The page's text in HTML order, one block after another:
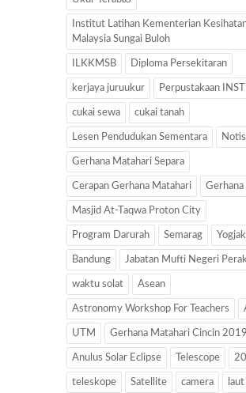
Institut Latihan Kementerian
Malaysia Sungai Buloh
ILKKMSB Diploma Persekitaran
kerjaya juruukur Perpustakaan
cukai sewa cukai tanah
Lesen Pendudukan Sementara
Gerhana Matahari Separa
Cerapan Gerhana Matahari Gerhana
Masjid At-Taqwa Proton City
Program Darurah Semarag
Bandung Jabatan Mufti Negeri
waktu solat Asean
Astronomy Workshop For Teachers
UTM Gerhana Matahari Cincin 2019
Anulus Solar Eclipse Telescope
teleskope Satellite camera laut